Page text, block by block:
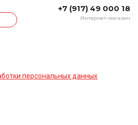
+7 (917) 49 000 18
Интернет-магазин
персональных данных